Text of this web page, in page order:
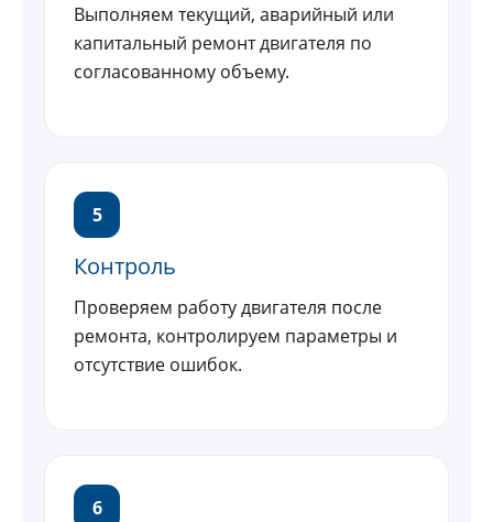
Выполняем текущий, аварийный или
капитальный ремонт двигателя по
согласованному объему.
5
Контроль
Проверяем работу двигателя после
ремонта, контролируем параметры и
отсутствие ошибок.
6